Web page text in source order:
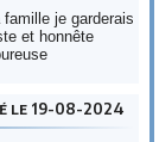
je garderais
et honnête
le 19-08-2024